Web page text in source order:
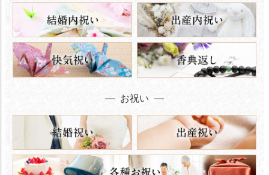
お祝い